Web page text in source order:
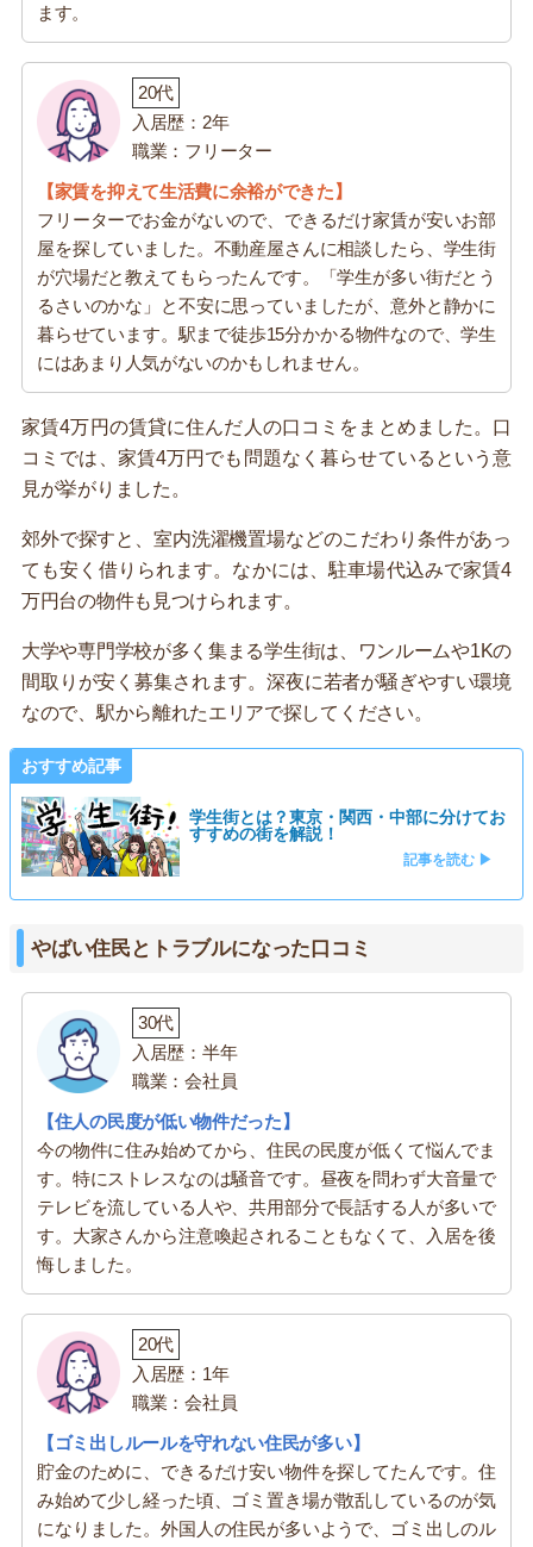
ます。
20代
入居歴：2年
職業：フリーター
【家賃を抑えて生活費に余裕ができた】
フリーターでお金がないので、できるだけ家賃が安いお部
屋を探していました。不動産屋さんに相談したら、学生街
が穴場だと教えてもらったんです。「学生が多い街だとう
るさいのかな」と不安に思っていましたが、意外と静かに
暮らせています。駅まで徒歩15分かかる物件なので、学生
にはあまり人気がないのかもしれません。
家賃4万円の賃貸に住んだ人の口コミをまとめました。口
コミでは、家賃4万円でも問題なく暮らせているという意
見が挙がりました。
郊外で探すと、室内洗濯機置場などのこだわり条件があっ
ても安く借りられます。なかには、駐車場代込みで家賃4
万円台の物件も見つけられます。
大学や専門学校が多く集まる学生街は、ワンルームや1Kの
間取りが安く募集されます。深夜に若者が騒ぎやすい環境
なので、駅から離れたエリアで探してください。
おすすめ記事
学生街とは？東京・関西・中部に分けてお
すすめの街を解説！
記事を読む ▶
やばい住民とトラブルになった口コミ
30代
入居歴：半年
職業：会社員
【住人の民度が低い物件だった】
今の物件に住み始めてから、住民の民度が低くて悩んでま
す。特にストレスなのは騒音です。昼夜を問わず大音量で
テレビを流している人や、共用部分で長話する人が多いで
す。大家さんから注意喚起されることもなくて、入居を後
悔しました。
20代
入居歴：1年
職業：会社員
【ゴミ出しルールを守れない住民が多い】
貯金のために、できるだけ安い物件を探してたんです。住
み始めて少し経った頃、ゴミ置き場が散乱しているのが気
になりました。外国人の住民が多いようで、ゴミ出しのル